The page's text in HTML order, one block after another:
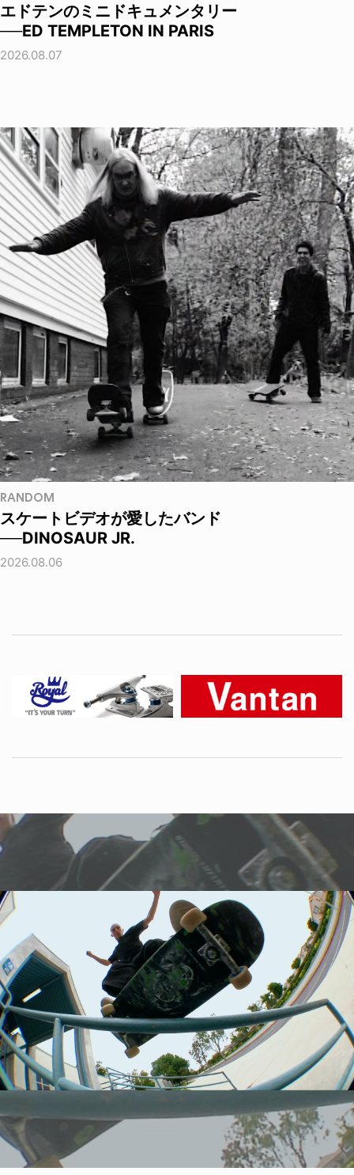
エドテンのミニドキュメンタリー
──ED TEMPLETON IN PARIS
2026.08.07
RANDOM
スケートビデオが愛したバンド
──DINOSAUR JR.
2026.08.06